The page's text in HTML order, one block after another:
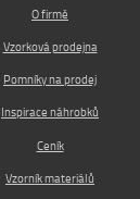
O firmě
Vzorková prodejna
Pomníky na prodej
Inspirace náhrobků
Ceník
Vzorník materiálů